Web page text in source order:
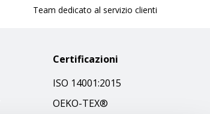
Team dedicato al servizio clienti
Certificazioni
ISO 14001:2015
OEKO-TEX®